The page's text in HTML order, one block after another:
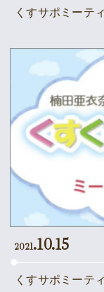
くすサポミーテ
2021.10.15
くすサポミーテ